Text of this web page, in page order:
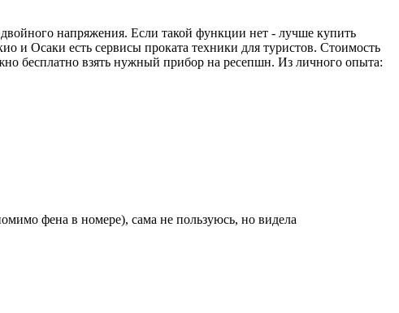
напряжения. Если такой функции нет - лучше купить
и Осаки есть сервисы проката техники для туристов. Стоимость
бесплатно взять нужный прибор на ресепшн. Из личного опыта:
фена в номере), сама не пользуюсь, но видела